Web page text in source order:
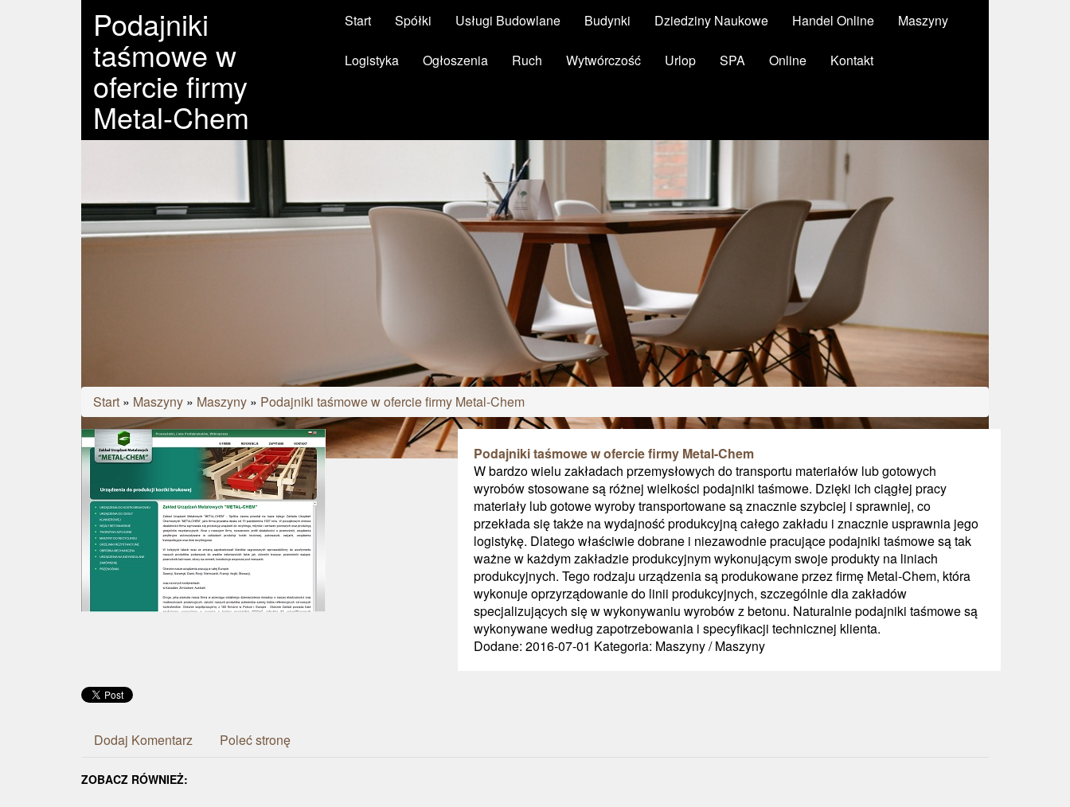
Podajniki
taśmowe w
ofercie firmy
Metal-Chem
Start Spółki Usługi Budowlane Budynki Dziedziny Naukowe Handel Online Maszyny
Logistyka Ogłoszenia Ruch Wytwórczość Urlop SPA Online Kontakt
Start » Maszyny » Maszyny » Podajniki taśmowe w ofercie firmy Metal-Chem
Podajniki taśmowe w ofercie firmy Metal-Chem
W bardzo wielu zakładach przemysłowych do transportu materiałów lub gotowych
wyrobów stosowane są różnej wielkości podajniki taśmowe. Dzięki ich ciągłej pracy
materiały lub gotowe wyroby transportowane są znacznie szybciej i sprawniej, co
przekłada się także na wydajność produkcyjną całego zakładu i znacznie usprawnia jego
logistykę. Dlatego właściwie dobrane i niezawodnie pracujące podajniki taśmowe są tak
ważne w każdym zakładzie produkcyjnym wykonującym swoje produkty na liniach
produkcyjnych. Tego rodzaju urządzenia są produkowane przez firmę Metal-Chem, która
wykonuje oprzyrządowanie do linii produkcyjnych, szczególnie dla zakładów
specjalizujących się w wykonywaniu wyrobów z betonu. Naturalnie podajniki taśmowe są
wykonywane według zapotrzebowania i specyfikacji technicznej klienta.
Dodane: 2016-07-01 Kategoria: Maszyny / Maszyny
Dodaj Komentarz Poleć stronę
ZOBACZ RÓWNIEŻ: